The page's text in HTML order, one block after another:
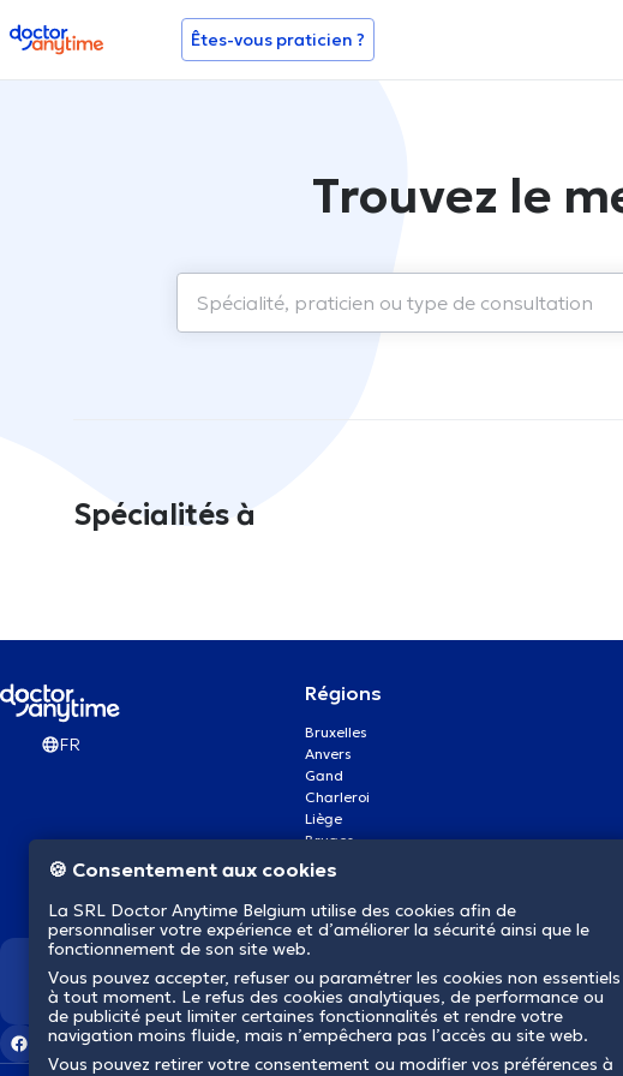
doctoranytime Êtes-vous praticien ?
Trouvez le
Spécialités à
FR
Régions
Bruxelles
Anvers
Gand
Charleroi
Liège
Bruges
Namur
Mons
Aalst Flandre-Orientale
Nous révolutionnons la santé
🍪 Consentement aux cookies
La SRL Doctor Anytime Belgium utilise des cookies afin de
personnaliser votre expérience et d’améliorer la sécurité ainsi que le
fonctionnement de son site web.
Vous pouvez accepter, refuser ou paramétrer les cookies non essentiels
à tout moment. Le refus des cookies analytiques, de performance ou
de publicité peut limiter certaines fonctionnalités et rendre votre
navigation moins fluide, mais n’empêchera pas l’accès au site web.
Vous pouvez retirer votre consentement ou modifier vos préférences à